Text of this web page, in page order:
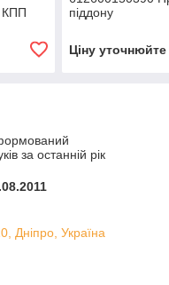
КПП
піддону
Ціну уточнюйте
за останній рік
Дніпро, Україна